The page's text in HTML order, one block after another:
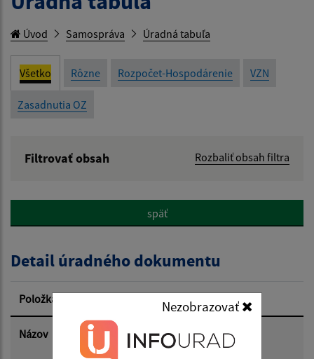
Nezobrazovať
Úvod Samospráva Úradná tabuľa
Všetko Rôzne Rozpočet-Hospodárenie VZN
Zasadnutia OZ
Filtrovať obsah Rozbaliť obsah filtra
Popis:
Dátum zverejnenia od:
Dátum zverejnenia do:
späť
Detail úradného dokumentu
Položka
Názov
Správa o hodnotení strategického
dokumentu "Územný plán obce